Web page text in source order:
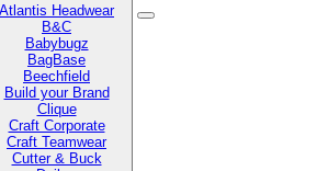
Atlantis Headwear
B&C
Babybugz
BagBase
Beechfield
Build your Brand
Clique
Craft Corporate
Craft Teamwear
Cutter & Buck